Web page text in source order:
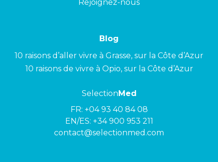
Rejoignez-nous
Blog
10 raisons d’aller vivre à Grasse, sur la Côte d’Azur
10 raisons de vivre à Opio, sur la Côte d’Azur
SelectionMed
FR: +04 93 40 84 08
EN/ES: +34 900 953 211
contact@selectionmed.com